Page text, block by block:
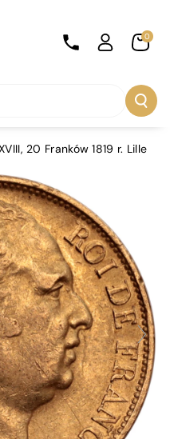
0
20 Franków 1819 r. Lille